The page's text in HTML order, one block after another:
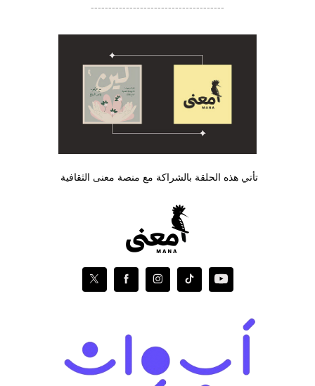
--------------------------------------
تأتي هذه الحلقة بالشراكة مع منصة معنى الثقافية